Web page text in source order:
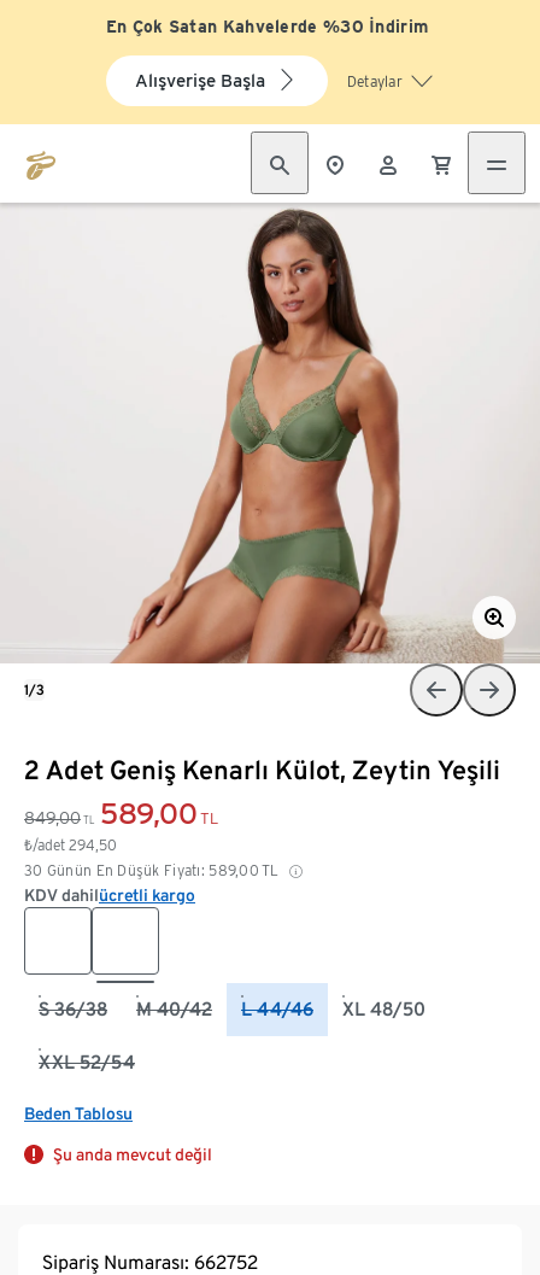
En Çok Satan Kahvelerde %30 İndirim
Alışverişe Başla Detaylar
2 Adet Geniş Kenarlı Külot, Zeytin Yeşili
849,00 TL 589,00 TL
₺/adet 294,50
30 Günün En Düşük Fiyatı: 589,00 TL
KDV dahilücretli kargo
S 36/38 M 40/42 L 44/46 XL 48/50
XXL 52/54
Beden Tablosu
Şu anda mevcut değil
1/3
Sipariş Numarası: 662752